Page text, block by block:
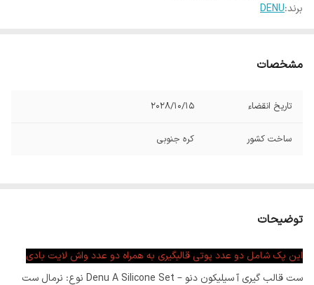
برند:DENU
مشخصات
تاریخ انقضاء 2028/10/15
ساخت کشور کره جنوبی
توضیحات
این پک شامل دو عدد پوتی قالبگیری به همراه دو عدد واش لایت بادی
ست قالب گیری آ سیلیکون دنو – Denu A Silicone Set نوع: نرمال ست